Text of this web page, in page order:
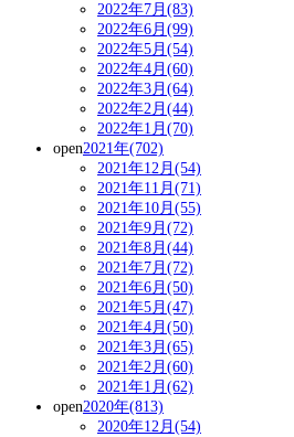
2022年7月(83)
2022年6月(99)
2022年5月(54)
2022年4月(60)
2022年3月(64)
2022年2月(44)
2022年1月(70)
open2021年(702)
2021年12月(54)
2021年11月(71)
2021年10月(55)
2021年9月(72)
2021年8月(44)
2021年7月(72)
2021年6月(50)
2021年5月(47)
2021年4月(50)
2021年3月(65)
2021年2月(60)
2021年1月(62)
open2020年(813)
2020年12月(54)